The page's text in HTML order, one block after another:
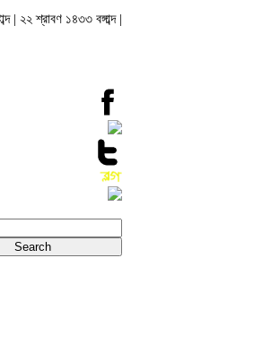
| ২২ শ্রাবণ ১৪৩৩ বঙ্গাব্দ |